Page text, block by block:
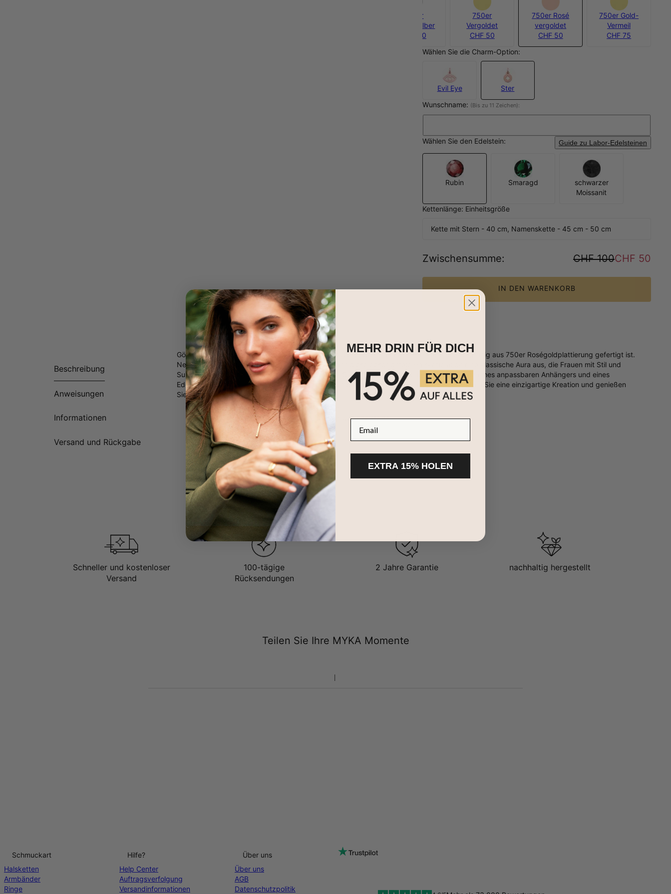
925er
Sterlingsilber
CHF 50
750er
Vergoldet
CHF 50
750er Rosé
vergoldet
CHF 50
750er Gold-
Vermeil
CHF 75
Wählen Sie die Charm-Option:
Evil Eye
Ster
Wunschname: (Bis zu 11 Zeichen):
Wählen Sie den Edelstein: Guide zu Labor-Edelsteinen
Rubin Smaragd
schwarzer
Moissanit
Kettenlänge: Einheitsgröße
Kette mit Stern - 40 cm, Namenskette - 45 cm - 50 cm
Zwischensumme: CHF 100CHF 50
IN DEN WARENKORB
Beschreibung
Anweisungen
Informationen
Versand und Rückgabe
Gönnen Sie sich den Trend der Roségoldfarbe mit dieser Stern Namens-Halskette, die sorgfältig aus 750er Roségoldplattierung gefertigt ist.
Neben ihrer Funktion als Trendsetter-Auswahl strahlt diese geschichtete Halskette auch eine klassische Aura aus, die Frauen mit Stil und
Substanz ansprechen wird. Verdreifachen Sie den Charme und die Wirkung mit dem Zusatz eines anpassbaren Anhängers und eines
Edelsteincharms als zentralem Blickpunkt. In dieser Sommersaison und darüber hinaus tragen Sie eine einzigartige Kreation und genießen
Sie die Raffinesse dieses luxuriösen Materials.
Hergestellt aus 750er Roségoldplattierung
Anpassbar mit bis zu 8 Zeichen und Wahl des Edelsteins
Erhältlich in 2 Längen
Gravur wie angegeben
Schneller und kostenloser
Versand
100-tägige
Rücksendungen
2 Jahre Garantie nachhaltig hergestellt
Teilen Sie Ihre MYKA Momente
Schmuckart
Halsketten
Armbänder
Ringe
Hilfe?
Help Center
Auftragsverfolgung
Versandinformationen
Über uns
Über uns
AGB
Datenschutzpolitik
MEHR DRIN FÜR DICH
EXTRA 15% HOLEN